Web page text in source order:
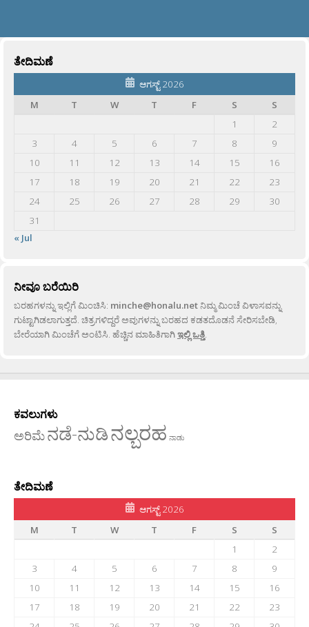
ತೇದಿಮಣೆ
ಆಗಸ್ಟ್ 2026
M
T W T F S
S
1
2
3
4 5 6 7 8
9
10
11 12 13 14 15
16
17
18 19 20 21 22
23
24
25 26 27 28 29
30
31
« Jul
ನೀವೂ ಬರೆಯಿರಿ
ಬರಹಗಳನ್ನು ಇಲ್ಲಿಗೆ ಮಿಂಚಿಸಿ: minche@honalu.netನಿಮ್ಮ ಮಿಂಚೆ ವಿಳಾಸವನ್ನು
ಗುಟ್ಟಾಗಿಡಲಾಗುತ್ತದೆ. ಚಿತ್ರಗಳಿದ್ದರೆ ಅವುಗಳನ್ನು ಬರಹದ ಕಡತದೊಡನೆ ಸೇರಿಸಬೇಡಿ,
ಬೇರೆಯಾಗಿ ಮಿಂಚೆಗೆ ಅಂಟಿಸಿ. ಹೆಚ್ಚಿನ ಮಾಹಿತಿಗಾಗಿಇಲ್ಲಿ ಒತ್ತಿ.
ಕವಲುಗಳು
ಅರಿಮೆನಡೆ-ನುಡಿನಲ್ಬರಹ ನಾಡು
ತೇದಿಮಣೆ
ಆಗಸ್ಟ್ 2026
M
T W T F S
S
1
2
3
4 5 6 7 8
9
10
11 12 13 14 15
16
17
18 19 20 21 22
23